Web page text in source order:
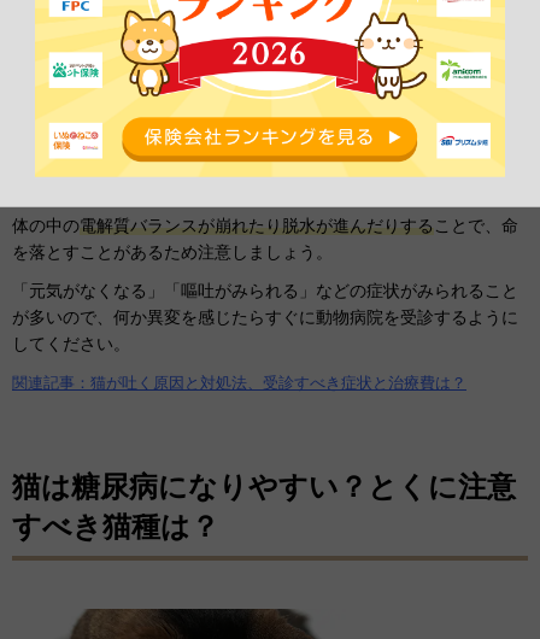
おもな合併症としては、
膵炎などの消化器疾患や腎不全、感染症な
どの疾患が考えられます。
中でも気をつけなければならないのが、前述した「糖尿病性ケトア
シドーシス」です。
糖尿病性ケトアシドーシスは、糖尿病でエネルギー不足となった体
体の中の電解質バランスが崩れたり脱水が進んだりすることで、命
を落とすことがあるため注意しましょう。
「元気がなくなる」「嘔吐がみられる」などの症状がみられること
が多いので、何か異変を感じたらすぐに動物病院を受診するように
してください。
関連記事：猫が吐く原因と対処法、受診すべき症状と治療費は？
猫は糖尿病になりやすい？とくに注意
すべき猫種は？